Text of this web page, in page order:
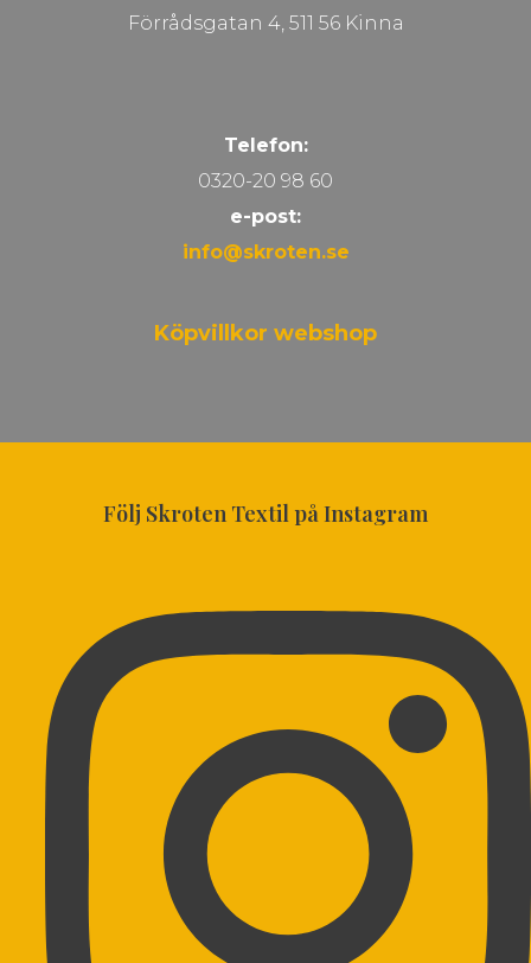
Förrådsgatan 4, 511 56 Kinna
Telefon:
0320-20 98 60
e-post:
info@skroten.se
Köpvillkor webshop
Följ Skroten Textil på Instagram